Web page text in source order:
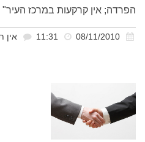
הפרדה; אין קרקעות במרכז העיר"
אין